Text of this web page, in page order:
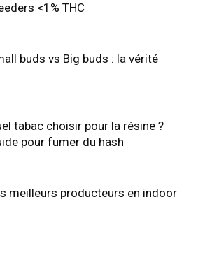
<1% THC
buds vs Big buds : la vérité
tabac choisir pour la résine ?
pour fumer du hash
meilleurs producteurs en indoor